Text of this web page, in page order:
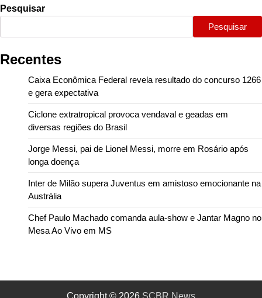
Pesquisar
Pesquisar
Recentes
Caixa Econômica Federal revela resultado do concurso 1266
e gera expectativa
Ciclone extratropical provoca vendaval e geadas em
diversas regiões do Brasil
Jorge Messi, pai de Lionel Messi, morre em Rosário após
longa doença
Inter de Milão supera Juventus em amistoso emocionante na
Austrália
Chef Paulo Machado comanda aula-show e Jantar Magno no
Mesa Ao Vivo em MS